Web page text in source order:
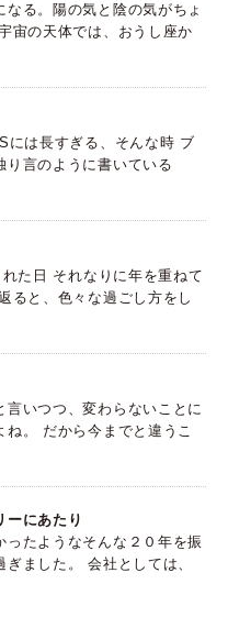
る。陽の気と陰の気がちょ
宙の天体では、おうし座か
には長すぎる、そんな時 ブ
り言のように書いている
た日 それなりに年を重ねて
ると、色々な過ごし方をし
言いつつ、変わらないことに
ね。 だから今までと違うこ
ーにあたり
ったようなそんな２０年を振
ました。 会社としては、